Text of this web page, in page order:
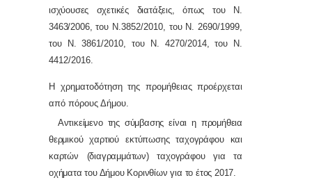
ισχύουσες σχετικές διατάξεις, όπως του
Ν.
3463/2006, του Ν.3852/2010, του Ν. 2690/1999,
του
N. 3861/2010, του Ν. 4270/2014, του Ν.
4412/2016.
Η χρηματοδότηση της προμήθειας προέρχεται
από πόρους Δήμου.
Αντικείμενο της σύμβασης είναι η προμήθεια
θερμικού χαρτιού εκτύπωσης ταχογράφου και
καρτών (διαγραμμάτων) ταχογράφου για τα
οχήματα του Δήμου Κορινθίων για το έτος 2017.